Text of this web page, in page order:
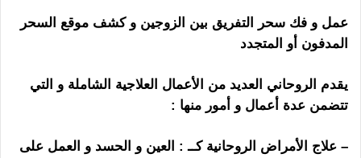
عمل و فك سحر التفريق بين الزوجين و كشف موقع السحر
المدفون أو المتجدد
يقدم الروحاني العديد من الأعمال العلاجية الشاملة و التي
تتضمن عدة أعمال و أمور منها :
– علاج الأمراض الروحانية كــ : العين و الحسد و العمل على